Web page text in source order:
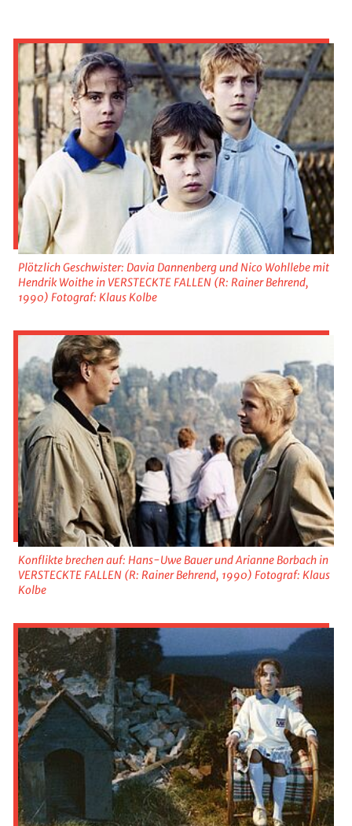
Plötzlich Geschwister: Davia Dannenberg und Nico Wohllebe mit
Hendrik Woithe in VERSTECKTE FALLEN (R: Rainer Behrend,
1990) Fotograf: Klaus Kolbe
Konflikte brechen auf: Hans-Uwe Bauer und Arianne Borbach in
VERSTECKTE FALLEN (R: Rainer Behrend, 1990) Fotograf: Klaus
Kolbe